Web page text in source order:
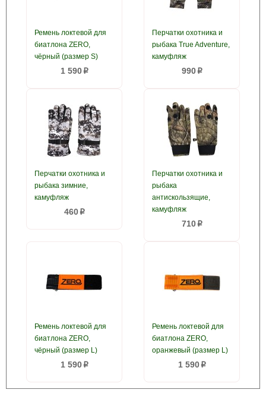
Ремень локтевой для
биатлона ZERO,
чёрный (размер S)
1 590p
Перчатки охотника и
рыбака True Adventure,
камуфляж
990p
Перчатки охотника и
рыбака зимние,
камуфляж
460p
Перчатки охотника и
рыбака
антискользящие,
камуфляж
710p
Ремень локтевой для
биатлона ZERO,
чёрный (размер L)
1 590p
Ремень локтевой для
биатлона ZERO,
оранжевый (размер L)
1 590p